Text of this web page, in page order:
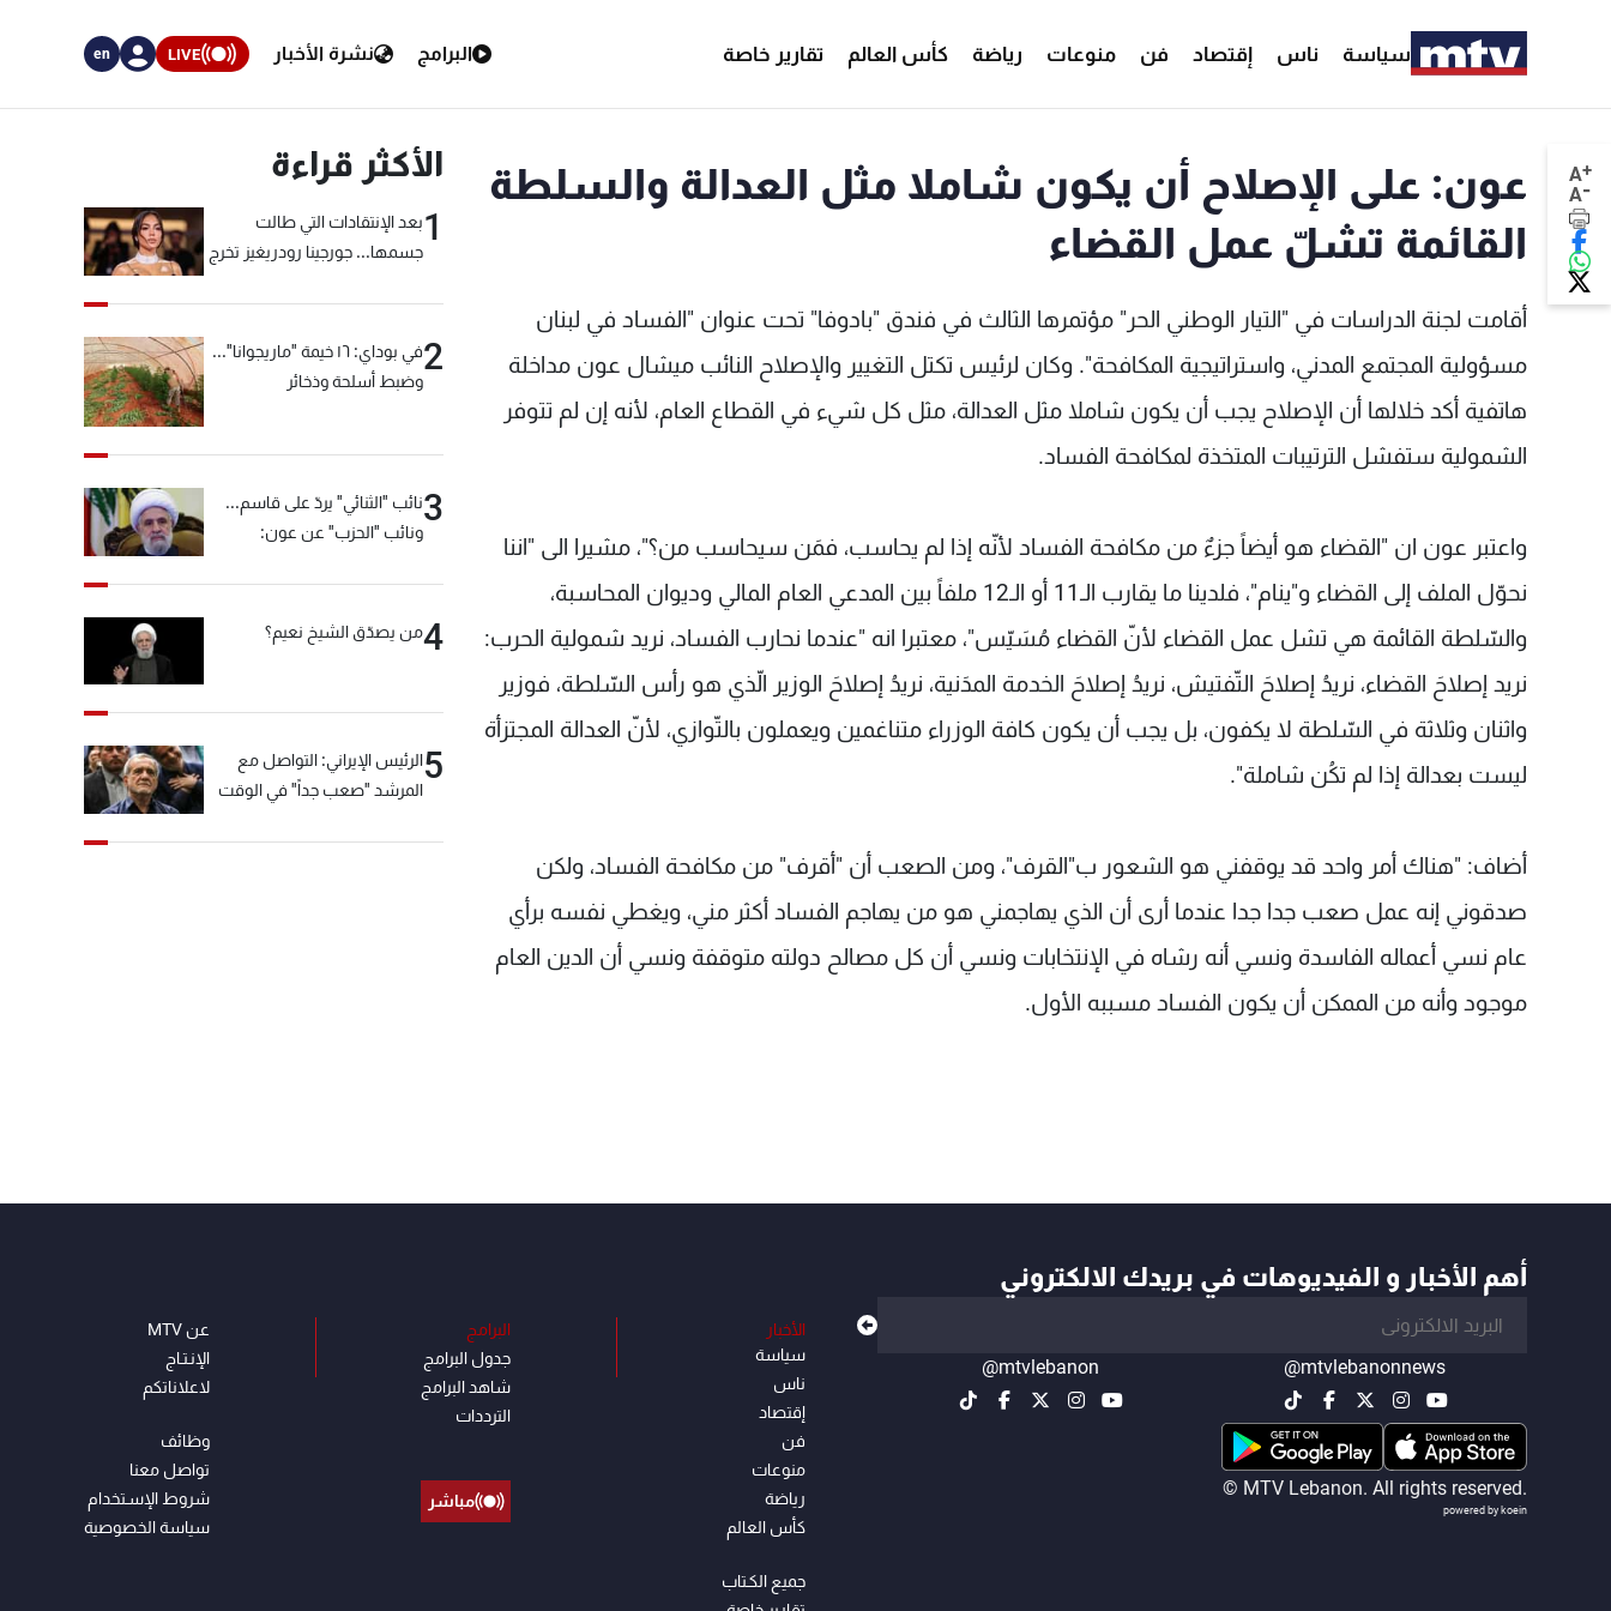
سياسة ناس إقتصاد فن منوعات رياضة كأس العالم تقارير خاصة البرامج نشرة الأخبار LIVE
en
A+
A-
عون: على الإصلاح أن يكون شاملا مثل العدالة والسلطة
القائمة تشلّ عمل القضاء
أقامت لجنة الدراسات في "التيار الوطني الحر" مؤتمرها الثالث في فندق "بادوفا" تحت عنوان "الفساد في لبنان
مسؤولية المجتمع المدني، واستراتيجية المكافحة". وكان لرئيس تكتل التغيير والإصلاح النائب ميشال عون مداخلة
هاتفية أكد خلالها أن الإصلاح يجب أن يكون شاملا مثل العدالة، مثل كل شيء في القطاع العام، لأنه إن لم تتوفر
الشمولية ستفشل الترتيبات المتخذة لمكافحة الفساد.
واعتبر عون ان "القضاء هو أيضاً جزءٌ من مكافحة الفساد لأنّه إذا لم يحاسب، فمَن سيحاسب من؟"، مشيرا الى "اننا
نحوّل الملف إلى القضاء و"ينام"، فلدينا ما يقارب الـ11 أو الـ12 ملفاً بين المدعي العام المالي وديوان المحاسبة،
والسّلطة القائمة هي تشل عمل القضاء لأنّ القضاء مُسَيّس"، معتبرا انه "عندما نحارب الفساد، نريد شمولية الحرب:
نريد إصلاحَ القضاء، نريدُ إصلاحَ التّفتيش، نريدُ إصلاحَ الخدمة المدَنية، نريدُ إصلاحَ الوزير الّذي هو رأس السّلطة، فوزير
واثنان وثلاثة في السّلطة لا يكفون، بل يجب أن يكون كافة الوزراء متناغمين ويعملون بالتّوازي، لأنّ العدالة المجتزأة
ليست بعدالة إذا لم تكُن شاملة".
أضاف: "هناك أمر واحد قد يوقفني هو الشعور ب"القرف"، ومن الصعب أن "أقرف" من مكافحة الفساد، ولكن
صدقوني إنه عمل صعب جدا جدا عندما أرى أن الذي يهاجمني هو من يهاجم الفساد أكثر مني، ويغطي نفسه برأي
عام نسي أعماله الفاسدة ونسي أنه رشاه في الإنتخابات ونسي أن كل مصالح دولته متوقفة ونسي أن الدين العام
موجود وأنه من الممكن أن يكون الفساد مسببه الأول.
الأكثر قراءة
1بعد الإنتقادات التي طالت
جسمها... جورجينا رودريغيز تخرج
2
في بوداي: ١٦ خيمة "ماريجوانا"...
وضبط أسلحة وذخائر
3نائب "الثنائي" يردّ على قاسم...
ونائب "الحزب" عن عون:
4من يصدّق الشيخ نعيم؟
5الرئيس الإيراني: التواصل مع
المرشد "صعب جداً" في الوقت
أهم الأخبار و الفيديوهات في بريدك الالكتروني
@mtvlebanonnews
@mtvlebanon
© MTV Lebanon. All rights reserved.
powered by koein
الأخبار
سياسة
ناس
إقتصاد
فن
منوعات
رياضة
كأس العالم
جميع الكـتاب
البرامج
جدول البرامج
شاهد البرامج
الترددات
مباشر
عن MTV
الإنـتـاج
لاعلاناتكم
وظائف
تواصل معنا
شروط الإسـتخدام
سياسة الخصوصية